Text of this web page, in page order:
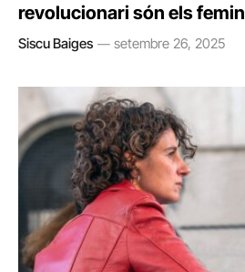
revolucionari són els
Siscu Baiges setembre 26, 2025